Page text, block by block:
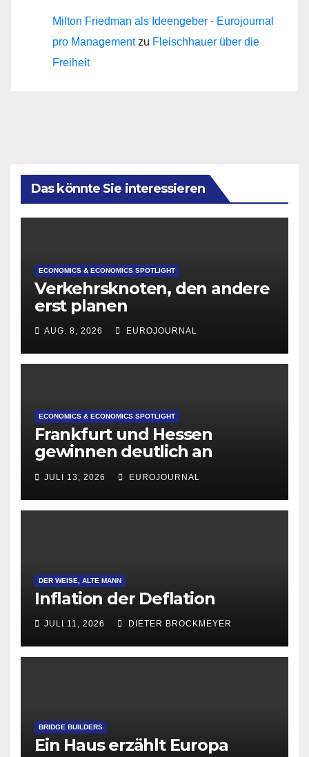
Milton Friedman als Ideengeber - Eurojournal
pro Managementzu Fleischhauer über die
Freiheit
Das könnte Sie interessieren
ECONOMICS & ECONOMICS SPOTLIGHT
Verkehrsknoten, den andere
erst planen
AUG. 8, 2026 EUROJOURNAL
ECONOMICS & ECONOMICS SPOTLIGHT
Frankfurt und Hessen
gewinnen deutlich an
Attraktivität für Startup-
Gründungen
JULI 13, 2026 EUROJOURNAL
DER WEISE, ALTE MANN
Inflation der Deflation
JULI 11, 2026 DIETER BROCKMEYER
BRIDGE BUILDERS
Ein Haus erzählt Europa